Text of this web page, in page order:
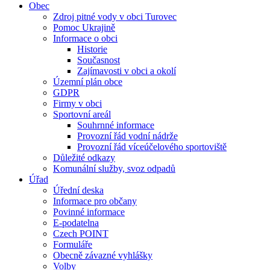
Obec
Zdroj pitné vody v obci Turovec
Pomoc Ukrajině
Informace o obci
Historie
Současnost
Zajímavosti v obci a okolí
Územní plán obce
GDPR
Firmy v obci
Sportovní areál
Souhrnné informace
Provozní řád vodní nádrže
Provozní řád víceúčelového sportoviště
Důležité odkazy
Komunální služby, svoz odpadů
Úřad
Úřední deska
Informace pro občany
Povinné informace
E-podatelna
Czech POINT
Formuláře
Obecně závazné vyhlášky
Volby